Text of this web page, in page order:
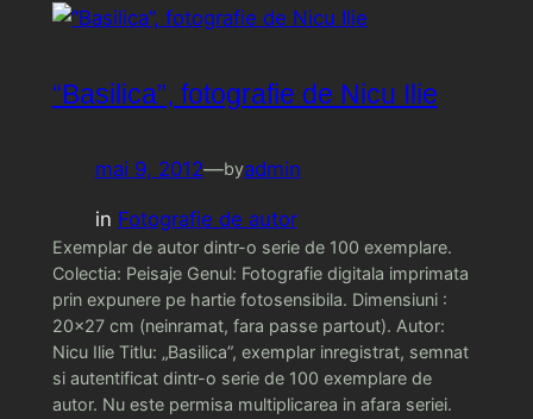
“Basilica”, fotografie de Nicu Ilie
mai 9, 2012—byadmin
in Fotografie de autor
Exemplar de autor dintr-o serie de 100 exemplare.
Colectia: Peisaje Genul: Fotografie digitala imprimata
prin expunere pe hartie fotosensibila. Dimensiuni :
20×27 cm (neinramat, fara passe partout). Autor:
Nicu Ilie Titlu: „Basilica”, exemplar inregistrat, semnat
si autentificat dintr-o serie de 100 exemplare de
autor. Nu este permisa multiplicarea in afara seriei.